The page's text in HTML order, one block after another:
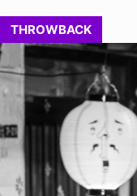
THROWBACK